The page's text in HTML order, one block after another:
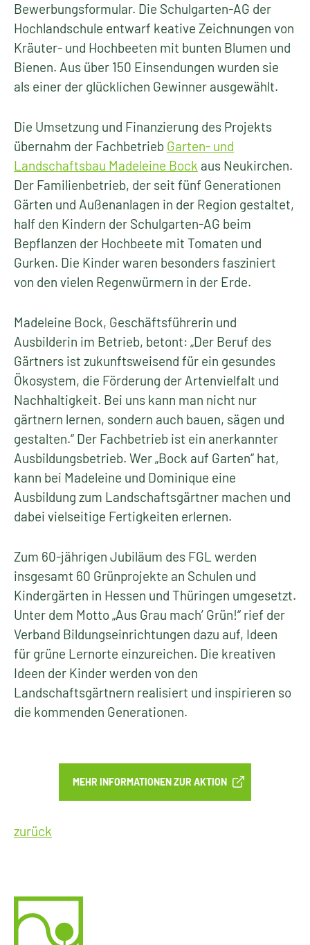
Bewerbungsformular. Die Schulgarten-AG der
Hochlandschule entwarf keative Zeichnungen von
Kräuter- und Hochbeeten mit bunten Blumen und
Bienen. Aus über 150 Einsendungen wurden sie
als einer der glücklichen Gewinner ausgewählt.
Die Umsetzung und Finanzierung des Projekts
übernahm der Fachbetrieb Garten- und
Landschaftsbau Madeleine Bock aus Neukirchen.
Der Familienbetrieb, der seit fünf Generationen
Gärten und Außenanlagen in der Region gestaltet,
half den Kindern der Schulgarten-AG beim
Bepflanzen der Hochbeete mit Tomaten und
Gurken. Die Kinder waren besonders fasziniert
von den vielen Regenwürmern in der Erde.
Madeleine Bock, Geschäftsführerin und
Ausbilderin im Betrieb, betont: „Der Beruf des
Gärtners ist zukunftsweisend für ein gesundes
Ökosystem, die Förderung der Artenvielfalt und
Nachhaltigkeit. Bei uns kann man nicht nur
gärtnern lernen, sondern auch bauen, sägen und
gestalten.“ Der Fachbetrieb ist ein anerkannter
Ausbildungsbetrieb. Wer „Bock auf Garten“ hat,
kann bei Madeleine und Dominique eine
Ausbildung zum Landschaftsgärtner machen und
dabei vielseitige Fertigkeiten erlernen.
Zum 60-jährigen Jubiläum des FGL werden
insgesamt 60 Grünprojekte an Schulen und
Kindergärten in Hessen und Thüringen umgesetzt.
Unter dem Motto „Aus Grau mach’ Grün!“ rief der
Verband Bildungseinrichtungen dazu auf, Ideen
für grüne Lernorte einzureichen. Die kreativen
Ideen der Kinder werden von den
Landschaftsgärtnern realisiert und inspirieren so
die kommenden Generationen.
MEHR INFORMATIONEN ZUR AKTION
zurück